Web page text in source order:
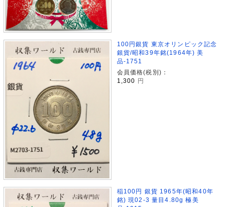
100円銀貨 東京オリンピック記念
銀貨/昭和39年銘(1964年) 美
品-1751
会員価格(税別)：
1,300 円
稲100円 銀貨 1965年(昭和40年
銘) 現02-3 量目4.80g 極美